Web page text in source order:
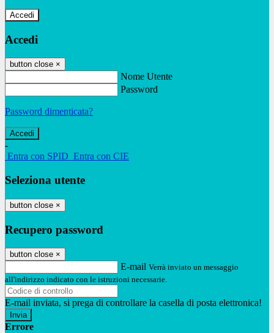
Accedi
Accedi
button close ×
Nome Utente
Password
Password dimenticata?
-
Entra con SPID Entra con CIE
Seleziona utente
button close ×
Recupero password
button close ×
E-mail Verrà inviato un messaggio
all'indirizzo indicato con le istruzioni necessarie.
E-mail inviata, si prega di controllare la casella di posta elettronica!
Errore